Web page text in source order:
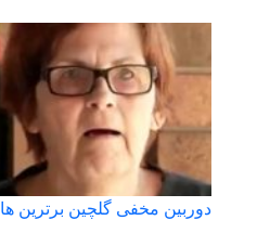
دوربین مخفی گلچین برترین ها